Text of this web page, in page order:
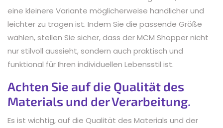
eine kleinere Variante möglicherweise handlicher und
leichter zu tragen ist. Indem Sie die passende Größe
wählen, stellen Sie sicher, dass der MCM Shopper nicht
nur stilvoll aussieht, sondern auch praktisch und
funktional für Ihren individuellen Lebensstil ist.
Achten Sie auf die Qualität des
Materials und der Verarbeitung.
Es ist wichtig, auf die Qualität des Materials und der